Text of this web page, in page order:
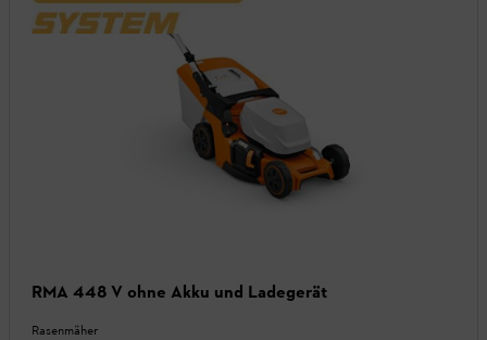
RMA 448 V ohne Akku und Ladegerät
Rasenmäher